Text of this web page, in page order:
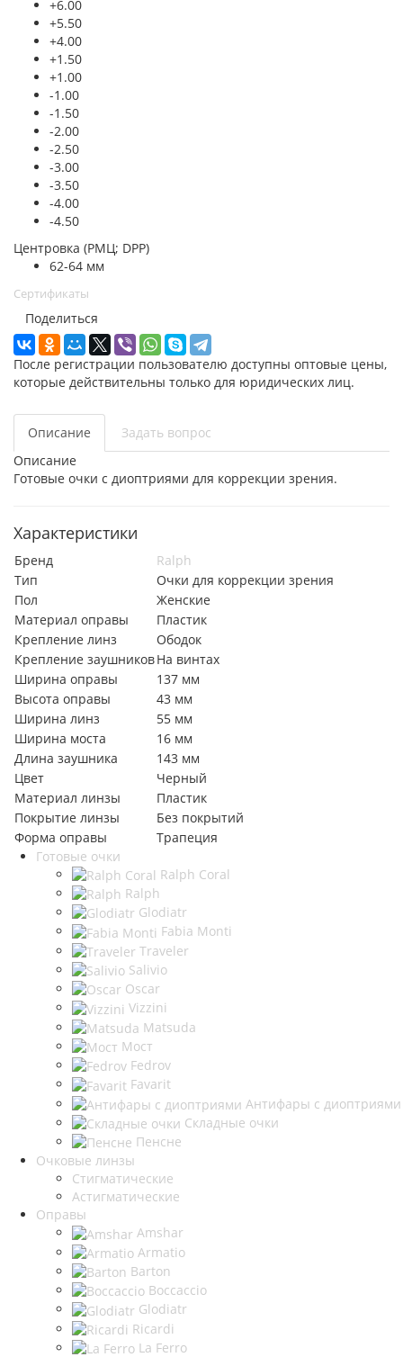
+6.00
+5.50
+4.00
+1.50
+1.00
-1.00
-1.50
-2.00
-2.50
-3.00
-3.50
-4.00
-4.50
Центровка (РМЦ; DPP)
62-64 мм
Сертификаты
Поделиться
После регистрации пользователю доступны оптовые цены,
которые действительны только для юридических лиц.
Описание
Задать вопрос
Описание
Готовые очки с диоптриями для коррекции зрения.
Характеристики
Бренд
Ralph
Тип
Очки для коррекции зрения
Пол
Женские
Материал оправы
Пластик
Крепление линз
Ободок
Крепление заушниковНа винтах
Ширина оправы
137 мм
Высота оправы
43 мм
Ширина линз
55 мм
Ширина моста
16 мм
Длина заушника
143 мм
Цвет
Черный
Материал линзы
Пластик
Покрытие линзы
Без покрытий
Форма оправы
Трапеция
Готовые очки
Ralph Coral
Ralph
Glodiatr
Fabia Monti
Traveler
Salivio
Oscar
Vizzini
Matsuda
Мост
Fedrov
Favarit
Антифары с диоптриями
Складные очки
Пенсне
Очковые линзы
Стигматические
Астигматические
Оправы
Amshar
Armatio
Barton
Boccaccio
Glodiatr
Ricardi
La Ferro